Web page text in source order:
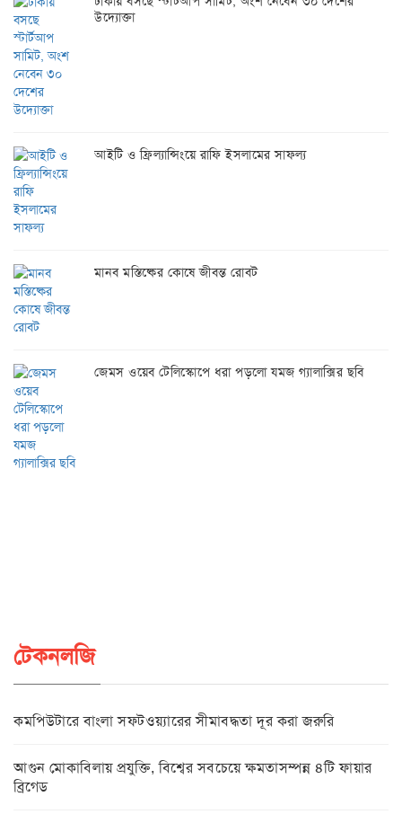
উদ্যোক্তা
আইটি ও ফ্রিল্যান্সিংয়ে রাফি ইসলামের সাফল্য
মানব মস্তিষ্কের কোষে জীবন্ত রোবট
জেমস ওয়েব টেলিস্কোপে ধরা পড়লো যমজ গ্যালাক্সির ছবি
টেকনলজি
কমপিউটারে বাংলা সফটওয়্যারের সীমাবদ্ধতা দূর করা জরুরি
আগুন মোকাবিলায় প্রযুক্তি, বিশ্বের সবচেয়ে ক্ষমতাসম্পন্ন ৪টি ফায়ার
ব্রিগেড